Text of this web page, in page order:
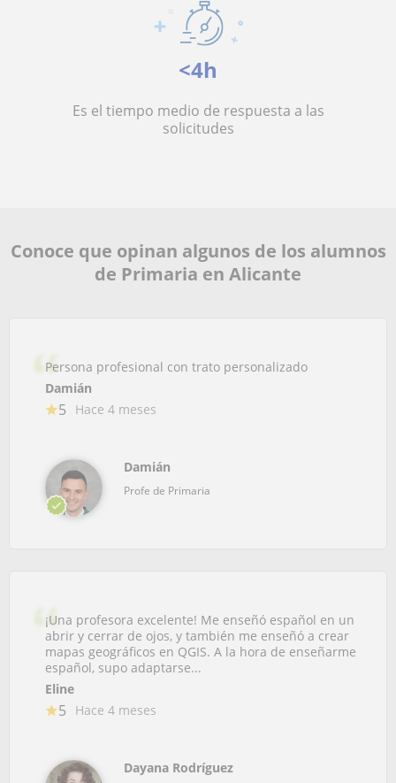
<4h
Es el tiempo medio de respuesta a las
solicitudes
Conoce que opinan algunos de los alumnos
de Primaria en Alicante
Persona profesional con trato personalizado
Damián
5 Hace 4 meses
Damián
Profe de Primaria
¡Una profesora excelente! Me enseñó español en un
abrir y cerrar de ojos, y también me enseñó a crear
mapas geográficos en QGIS. A la hora de enseñarme
español, supo adaptarse...
Eline
5 Hace 4 meses
Dayana Rodríguez